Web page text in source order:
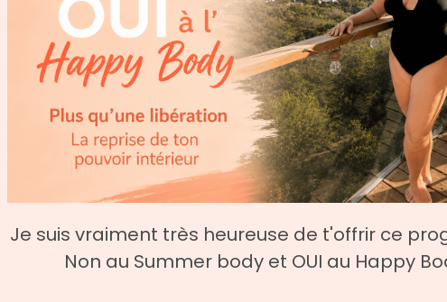
Je suis vraiment très heureuse de t'offrir ce
Non au Summer body et OUI au Happy